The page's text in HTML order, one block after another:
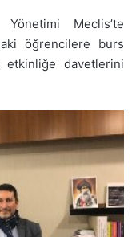
Yönetimi Meclis’te
öğrencilere burs
etkinliğe davetlerini